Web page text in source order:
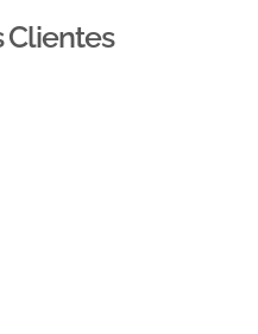
Clientes